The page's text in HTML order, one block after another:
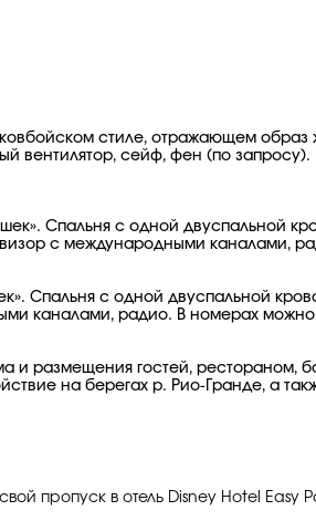
стиле, отражающем образ
вентилятор, сейф, фен (по запросу).
Спальня с одной двуспальной
с международными каналами,
Спальня с одной двуспальной
каналами, радио. В номерах можно
и размещения гостей, рестораном,
на берегах р. Рио-Гранде, а
пропуск в отель Disney Hotel Easy